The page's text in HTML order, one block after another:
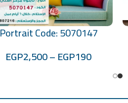
تحديد أحد الخيارات
Portrait Code: 5070147
EGP190
–
EGP2,500